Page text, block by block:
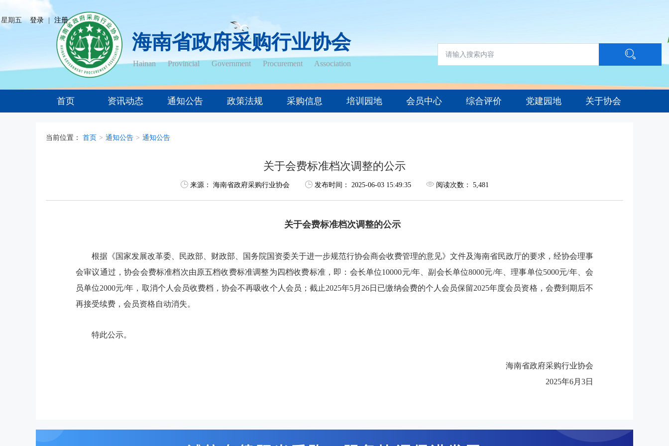
星期五 登录 | 注册
海南省政府采购行业协会
Hainan Provincial Government Procurement Association
首页 资讯动态 通知公告 政策法规 采购信息 培训园地 会员中心 综合评价 党建园地 关于协会
当前位置： 首页 > 通知公告 > 通知公告
关于会费标准档次调整的公示
来源： 海南省政府采购行业协会 发布时间： 2025-06-03 15:49:35 阅读次数： 5,481
关于会费标准档次调整的公示
根据《国家发展改革委、民政部、财政部、国务院国资委关于进一步规范行协会商会收费管理的意见》文件及海南省民政厅的要求，经协会理事
会审议通过，协会会费标准档次由原五档收费标准调整为四档收费标准，即：会长单位10000元/年、副会长单位8000元/年、理事单位5000元/年、会
员单位2000元/年，取消个人会员收费档，协会不再吸收个人会员；截止2025年5月26日已缴纳会费的个人会员保留2025年度会员资格，会费到期后不
再接受续费，会员资格自动消失。
特此公示。
海南省政府采购行业协会
2025年6月3日